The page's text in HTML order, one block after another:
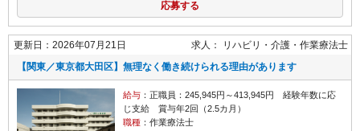
応募する
更新日：2026年07月21日 求人： リハビリ・介護
作業療法士
【関東／東京都大田区】無理なく働き続けられる理由があります
給与：正職員：245,945円～413,945円 経験年数に応
じ支給 賞与年2回（2.5カ月）
職種：作業療法士